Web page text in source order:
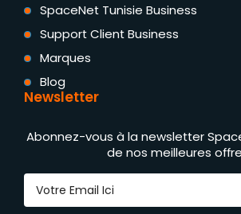
SpaceNet Tunisie Business
Support Client Business
Marques
Blog
Newsletter
Abonnez-vous à la newsletter
de nos meilleures